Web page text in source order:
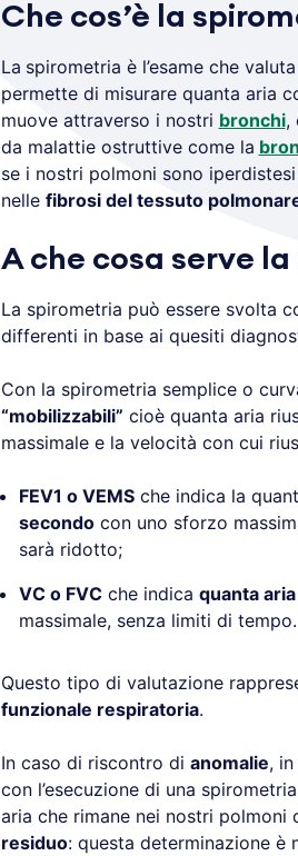
Che cos’è la
La spirometria è l’esame che
permette di misurare quanta aria
muove attraverso i nostri bronchi,
da malattie ostruttive come la
se i nostri polmoni sono iperdistesi
nelle fibrosi del tessuto
A che cosa serve
La spirometria può essere svolta
differenti in base ai quesiti
Con la spirometria semplice o
“mobilizzabili” cioè quanta aria
massimale e la velocità con cui
FEV1 o VEMSche indica la
secondocon uno sforzo
sarà ridotto;
VC o FVCche indica quanta
massimale, senza limiti di tempo.
Questo tipo di valutazione
funzionale respiratoria.
In caso di riscontro di anomalie,
con l’esecuzione di una
aria che rimane nei nostri polmoni
residuo: questa determinazione